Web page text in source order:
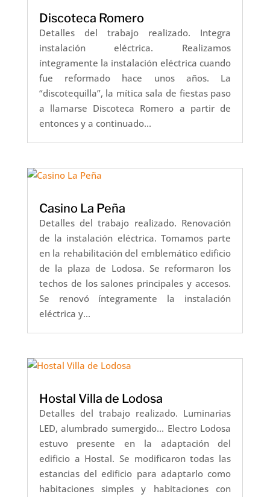
Discoteca Romero
Detalles del trabajo realizado. Integra
instalación eléctrica. Realizamos
íntegramente la instalación eléctrica cuando
fue reformado hace unos años. La
“discotequilla”, la mítica sala de fiestas paso
a llamarse Discoteca Romero a partir de
entonces y a continuado...
Casino La Peña
Detalles del trabajo realizado. Renovación
de la instalación eléctrica. Tomamos parte
en la rehabilitación del emblemático edificio
de la plaza de Lodosa. Se reformaron los
techos de los salones principales y accesos.
Se renovó íntegramente la instalación
eléctrica y...
Hostal Villa de Lodosa
Detalles del trabajo realizado. Luminarias
LED, alumbrado sumergido... Electro Lodosa
estuvo presente en la adaptación del
edificio a Hostal. Se modificaron todas las
estancias del edificio para adaptarlo como
habitaciones simples y habitaciones con